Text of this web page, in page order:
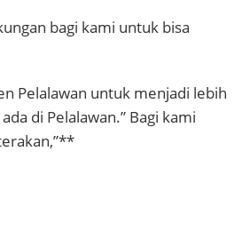
bagi kami untuk bisa
Pelalawan untuk menjadi lebih
di Pelalawan.” Bagi kami